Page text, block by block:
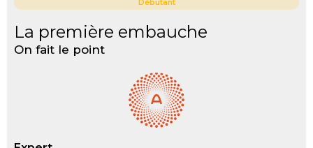
Débutant
La première embauche
On fait le point